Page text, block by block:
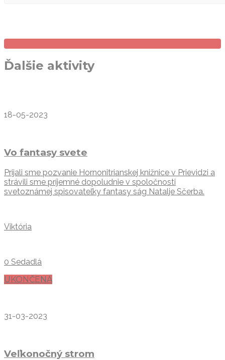
Ďalšie aktivity
18-05-2023
Vo fantasy svete
Prijali sme pozvanie Hornonitrianskej knižnice v Prievidzi a
strávili sme príjemné dopoludnie v spoločnosti
svetoznámej spisovateľky fantasy ság Natalje Sčerba.
Viktória
0 Sedadlá
UKONČENÁ
31-03-2023
Veľkonočný strom